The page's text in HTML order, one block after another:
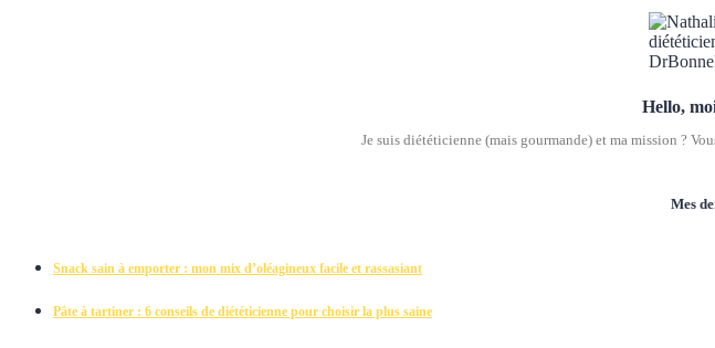
Hello,
Je suis diététicienne (mais gourmande) et ma mission ?
Mes
Snack sain à emporter : mon mix d’oléagineux facile et rassasiant
Pâte à tartiner : 6 conseils de diététicienne pour choisir la plus saine